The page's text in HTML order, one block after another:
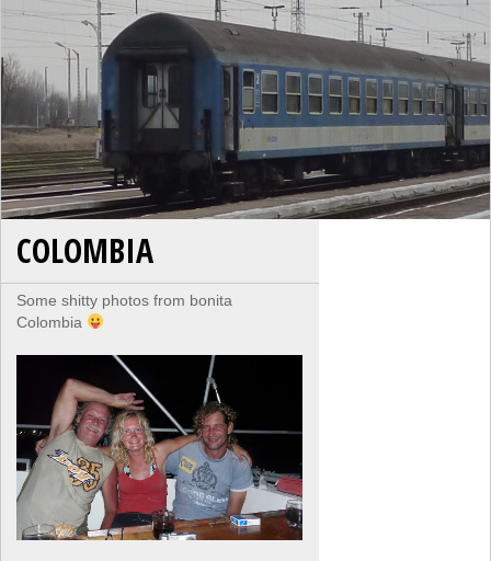
COLOMBIA
Some shitty photos from bonita
Colombia